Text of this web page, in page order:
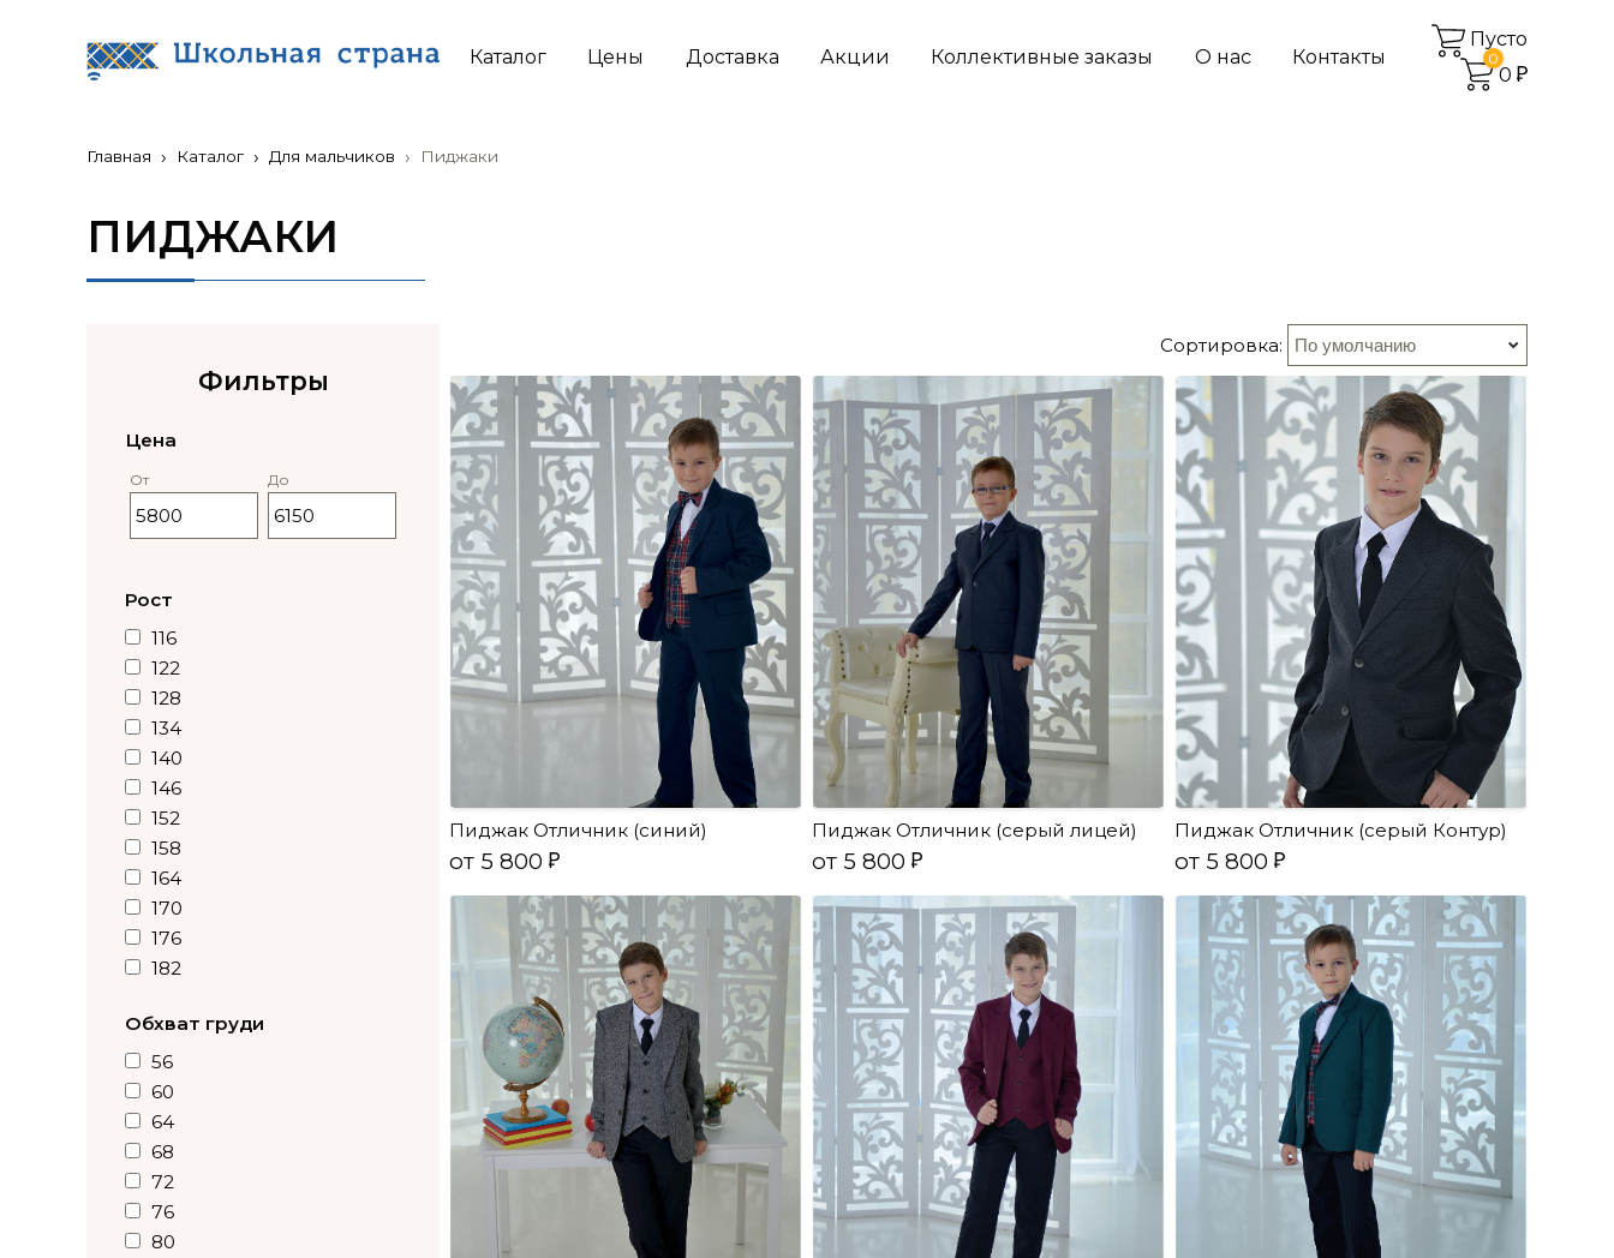
Пусто
0
0
Каталог Цены Доставка Акции Коллективные заказы О нас Контакты
Главная Каталог Для мальчиков Пиджаки
ПИДЖАКИ
Фильтры
Цена
От До
Рост
116
122
128
134
140
146
152
158
164
170
176
182
Обхват груди
56
60
64
68
72
76
80
Сортировка:
Пиджак Отличник (синий)
от 5 800
Пиджак Отличник (серый лицей)
от 5 800
Пиджак Отличник (серый Контур)
от 5 800